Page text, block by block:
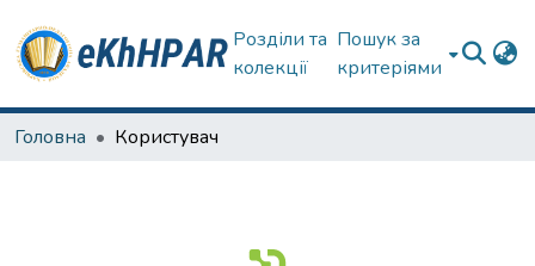
Розділи та
колекції
Пошук за
критеріями
Головна Користувач